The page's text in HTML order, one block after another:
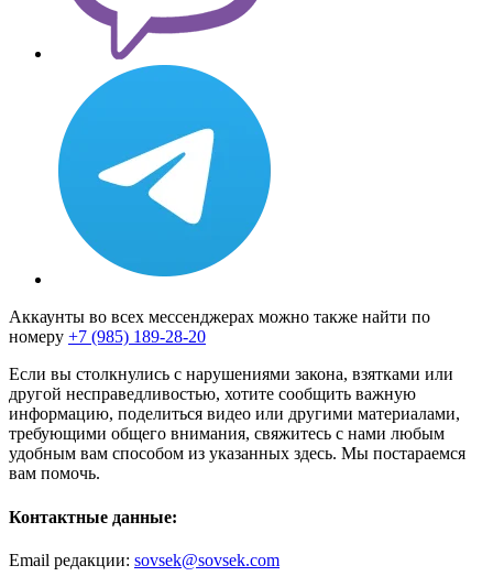
Аккаунты во всех мессенджерах можно также найти по
номеру +7 (985) 189-28-20
Если вы столкнулись с нарушениями закона, взятками или
другой несправедливостью, хотите сообщить важную
информацию, поделиться видео или другими материалами,
требующими общего внимания, свяжитесь с нами любым
удобным вам способом из указанных здесь. Мы постараемся
вам помочь.
Контактные данные:
Email редакции: sovsek@sovsek.com